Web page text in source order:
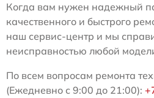
Когда вам нужен надежный
качественного и быстрого
наш сервис-центр и мы
неисправностью любой
По всем вопросам ремонта
(Ежедневно с 9:00 до 21:00):